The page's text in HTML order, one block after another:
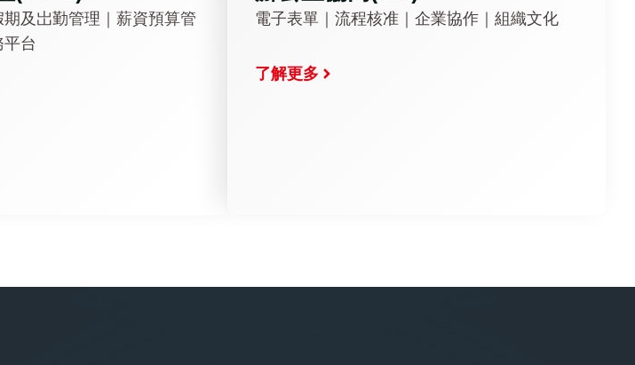
及岀勤管理｜薪資預算管
台
電子表單｜流程核准｜企業協作｜組織文化
了解更多